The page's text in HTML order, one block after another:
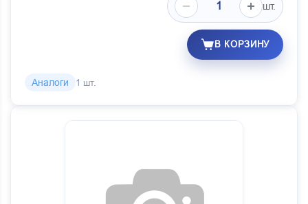
шт.
В КОРЗИНУ
Аналоги 1 шт.